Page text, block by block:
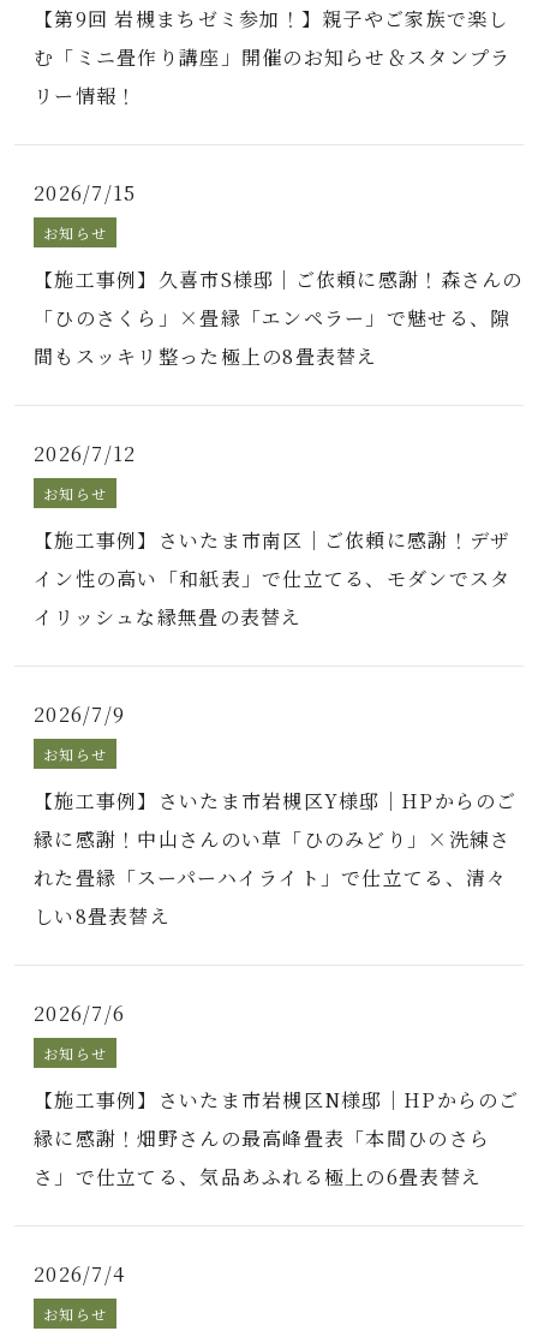
【第9回 岩槻まちゼミ参加！】親子やご家族で楽し
む「ミニ畳作り講座」開催のお知らせ＆スタンプラ
リー情報！
2026/7/15
お知らせ
【施工事例】久喜市S様邸｜ご依頼に感謝！森さんの
「ひのさくら」×畳縁「エンペラー」で魅せる、隙
間もスッキリ整った極上の8畳表替え
2026/7/12
お知らせ
【施工事例】さいたま市南区｜ご依頼に感謝！デザ
イン性の高い「和紙表」で仕立てる、モダンでスタ
イリッシュな縁無畳の表替え
2026/7/9
お知らせ
【施工事例】さいたま市岩槻区Y様邸｜HPからのご
縁に感謝！中山さんのい草「ひのみどり」×洗練さ
れた畳縁「スーパーハイライト」で仕立てる、清々
しい8畳表替え
2026/7/6
お知らせ
【施工事例】さいたま市岩槻区N様邸｜HPからのご
縁に感謝！畑野さんの最高峰畳表「本間ひのさら
さ」で仕立てる、気品あふれる極上の6畳表替え
2026/7/4
お知らせ